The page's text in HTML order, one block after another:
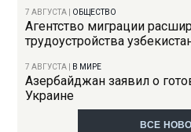
7 АВГУСТА ОБЩЕСТВО
Агентство миграции
трудоустройства
7 АВГУСТА В МИРЕ
Азербайджан заявил о
Украине
ВСЕ